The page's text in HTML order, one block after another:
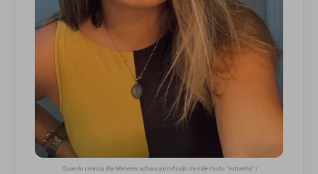
Quando criança, Bia Menezes achava a profissão da mãe muito ‘’estranha’’ |